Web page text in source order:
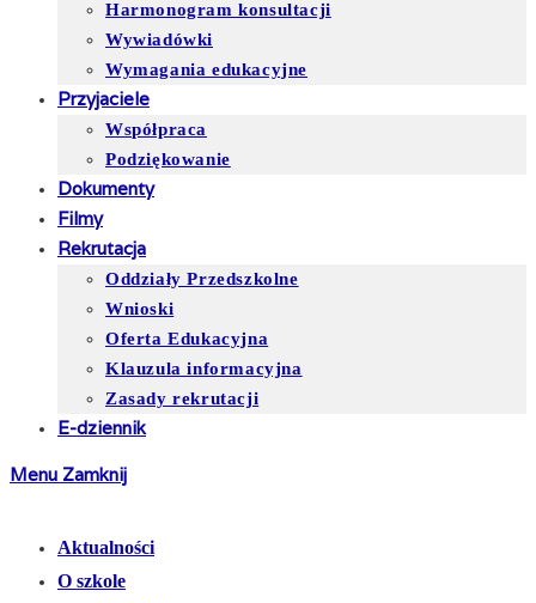
Harmonogram konsultacji
Wywiadówki
Wymagania edukacyjne
Przyjaciele
Współpraca
Podziękowanie
Dokumenty
Filmy
Rekrutacja
Oddziały Przedszkolne
Wnioski
Oferta Edukacyjna
Klauzula informacyjna
Zasady rekrutacji
E-dziennik
Menu Zamknij
Aktualności
O szkole